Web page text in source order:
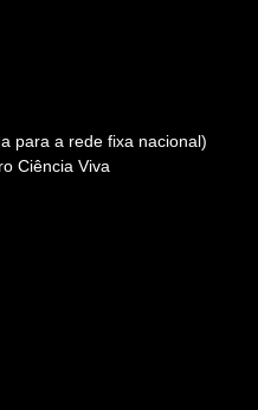
para a rede fixa nacional)
Ciência Viva